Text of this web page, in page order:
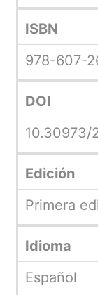
ISBN
978-607-
DOI
10.30973/
Edición
Primera
Idioma
Español